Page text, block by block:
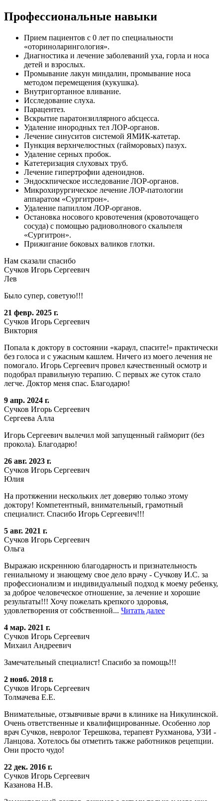
Профессиональные навыки
Прием пациентов с 0 лет по специальности
«оториноларингология».
Диагностика и лечение заболеваний уха, горла и носа
детей и взрослых.
Промывание лакун миндалин, промывание носа
методом перемещения (кукушка).
Внутригортанное вливание.
Исследование слуха.
Парацентез.
Вскрытие паратонзиллярного абсцесса.
Удаление инородных тел ЛОР-органов.
Лечение синуситов системой ЯМИК-катетар.
Пункция верхнчелюстных (гайморовых) пазух.
Удаление серных пробок.
Катетеризация слуховых труб.
Лечение гипертрофии аденоиднов.
Эндоскпическое исследование ЛОР-органов.
Микрохирургическое лечение ЛОР-патологии
аппаратом «Сургитрон».
Удаление папиллом ЛОР-органов.
Остановка носового кровотечения (кровоточащего
сосуда) с помощью радиоволнового скальпеля
«Сургитрон».
Прижигание боковых валиков глотки.
Нам сказали спасибо
Сучков Игорь Сергеевич
Лев
Было супер, советую!!!
21 февр. 2025 г.
Сучков Игорь Сергеевич
Виктория
Попала к доктору в состоянии «караул, спасите!» практически
без голоса и с ужасным кашлем. Ничего из моего лечения не
помогало. Игорь Сергеевич провел качественный осмотр и
подобрал правильную терапию. С первых же суток стало
легче. Доктор меня спас. Благодарю!
9 апр. 2024 г.
Сучков Игорь Сергеевич
Сергеева Алла
Игорь Сергеевич вылечил мой запущенный гайморит (без
прокола). Благодарю!
26 авг. 2023 г.
Сучков Игорь Сергеевич
Юлия
На протяжении нескольких лет доверяю только этому
доктору! Компетентный, внимательный, грамотный
специалист. Спасибо Игорь Сергеевич!!!
5 авг. 2021 г.
Сучков Игорь Сергеевич
Ольга
Выражаю искреннюю благодарность и признательность
гениальному и знающему свое дело врачу - Сучкову И.С. за
профессионализм и индивидуальный подход к моему ребенку,
за доброе человеческое отношение, за лечение и хорошие
результаты!!! Хочу пожелать крепкого здоровья,
удовлетворения от собственной... Читать далее
4 мар. 2021 г.
Сучков Игорь Сергеевич
Михаил Андреевич
Замечательный специалист! Спасибо за помощь!!!
2 нояб. 2018 г.
Сучков Игорь Сергеевич
Толмачева Е.Е.
Внимательные, отзывчивые врачи в клинике на Никулинской.
Очень ответственные и квалифицированные. Особенно лор
врач Сучков, невролог Терешкова, терапевт Рухманова, УЗИ -
Ланцова. Хотелось бы отметить также работников рецепции.
Они просто чудо!
22 дек. 2016 г.
Сучков Игорь Сергеевич
Казанова Н.В.